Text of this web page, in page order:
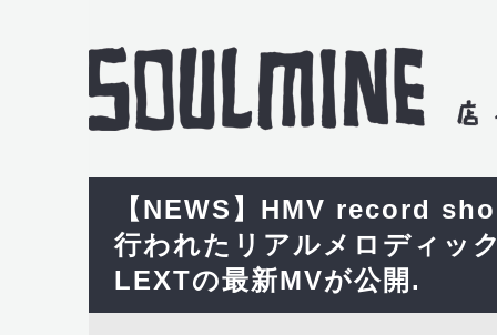
【NEWS】HMV record
行われたリアルメロディッ
LEXTの最新MVが公開.